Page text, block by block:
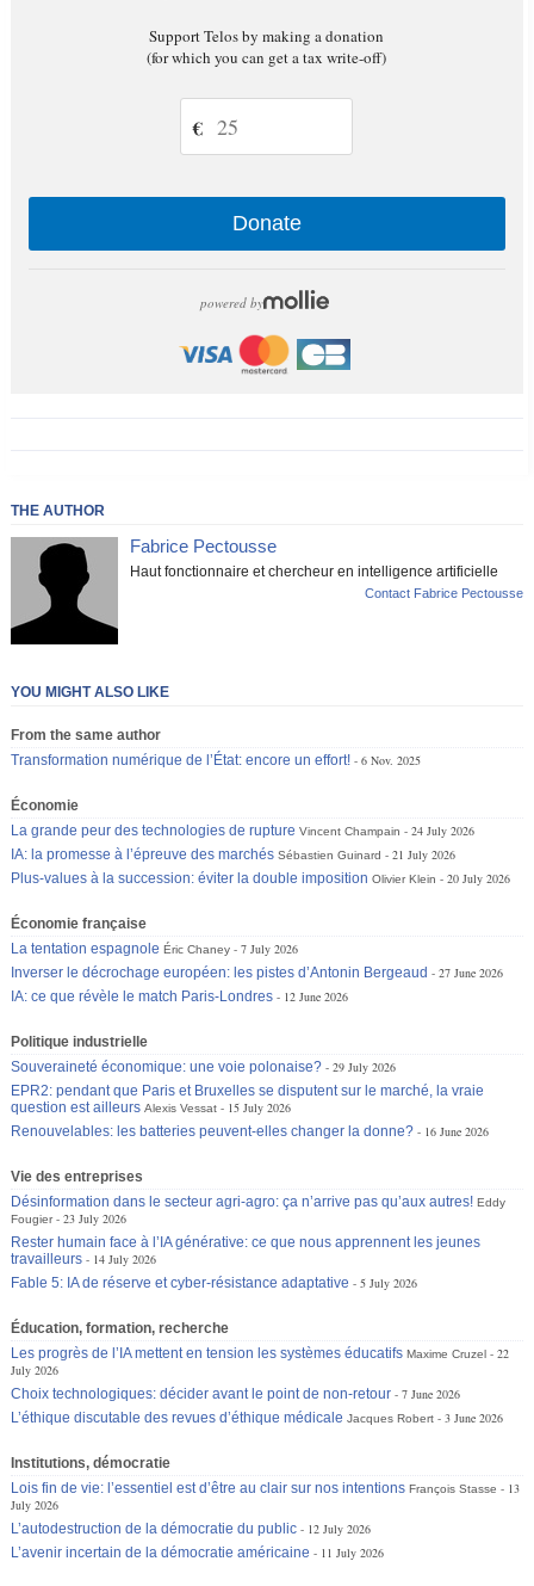
Support Telos by making a donation
(for which you can get a tax write-off)
€
Donate
powered by
THE AUTHOR
Fabrice Pectousse
Haut fonctionnaire et chercheur en intelligence artificielle
Contact Fabrice Pectousse
YOU MIGHT ALSO LIKE
From the same author
Transformation numérique de l’État: encore un effort!
6 Nov. 2025
Économie
La grande peur des technologies de rupture Vincent Champain
24 July 2026
IA: la promesse à l’épreuve des marchés Sébastien Guinard
21 July 2026
Plus-values à la succession: éviter la double imposition Olivier Klein 20 July 2026
Économie française
La tentation espagnole Éric Chaney
7 July 2026
Inverser le décrochage européen: les pistes d’Antonin Bergeaud
27 June 2026
IA: ce que révèle le match Paris-Londres
12 June 2026
Politique industrielle
Souveraineté économique: une voie polonaise?
29 July 2026
EPR2: pendant que Paris et Bruxelles se disputent sur le marché, la vraie
question est ailleurs Alexis Vessat
15 July 2026
Renouvelables: les batteries peuvent-elles changer la donne?
16 June 2026
Vie des entreprises
Désinformation dans le secteur agri-agro: ça n’arrive pas qu’aux autres! Eddy
Fougier
23 July 2026
Rester humain face à l’IA générative: ce que nous apprennent les jeunes
travailleurs
14 July 2026
Fable 5: IA de réserve et cyber-résistance adaptative
5 July 2026
Éducation, formation, recherche
Les progrès de l’IA mettent en tension les systèmes éducatifs Maxime Cruzel
22
July 2026
Choix technologiques: décider avant le point de non-retour
7 June 2026
L’éthique discutable des revues d’éthique médicale Jacques Robert 3 June 2026
Institutions, démocratie
Lois fin de vie: l’essentiel est d’être au clair sur nos intentions François Stasse
13
July 2026
L’autodestruction de la démocratie du public
12 July 2026
L’avenir incertain de la démocratie américaine
11 July 2026